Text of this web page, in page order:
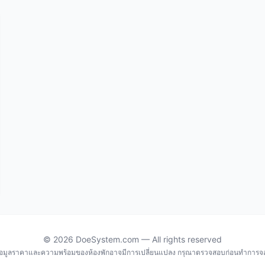
© 2026 DoeSystem.com — All rights reserved
มูลราคาและความพร้อมของห้องพักอาจมีการเปลี่ยนแปลง กรุณาตรวจสอบก่อนทำการจ